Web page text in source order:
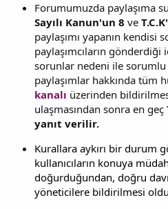
Forumumuzda paylaşıma
Sayılı Kanun'un 8 ve
paylaşımı yapanın kendisi
paylaşımcıların
sorunlar nedeni ile
paylaşımlar hakkında tüm
kanalı üzerinden
ulaşmasından sonra en geç
yanıt verilir.
Kurallara aykırı bir durum
kullanıcıların konuya
doğurduğundan, doğru
yöneticilere bildirilmesi